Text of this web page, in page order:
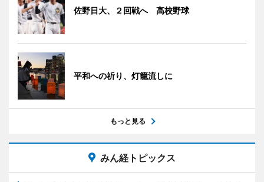
佐野日大、２回戦へ 高校野球
平和への祈り、灯籠流しに
もっと見る
みん経トピックス